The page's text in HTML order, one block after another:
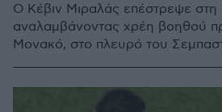
Ο Κέβιν Μιραλάς επέστρεψε στη
αναλαμβάνοντας χρέη βοηθού
Μονακό, στο πλευρό του